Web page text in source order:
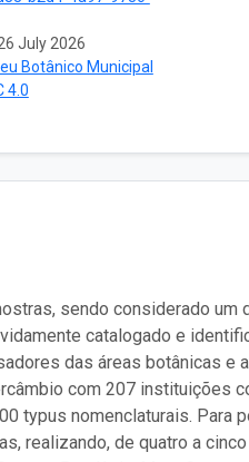
July 2026
Botânico Municipal
4.0
sendo considerado um
catalogado e
das áreas botânicas e
com 207 instituições
typus nomenclaturais. Para
realizando, de quatro a